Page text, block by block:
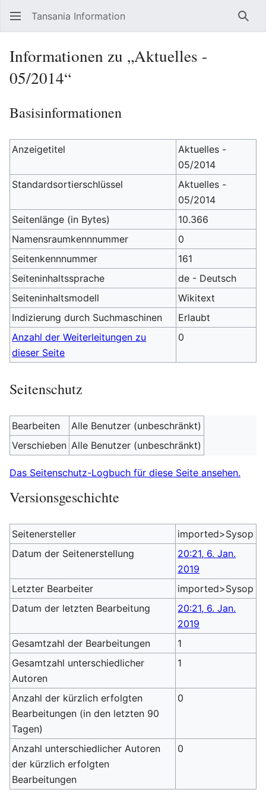
Tansania Information
Informationen zu „Aktuelles -
05/2014“
Basisinformationen
Anzeigetitel
Aktuelles -
05/2014
Standardsortierschlüssel
Aktuelles -
05/2014
Seitenlänge (in Bytes)
10.366
Namensraumkennnummer
0
Seitenkennnummer
161
Seiteninhaltssprache
de - Deutsch
Seiteninhaltsmodell
Wikitext
Indizierung durch Suchmaschinen
Erlaubt
Anzahl der Weiterleitungen zu
dieser Seite
0
Seitenschutz
Bearbeiten
Alle Benutzer (unbeschränkt)
Verschieben Alle Benutzer (unbeschränkt)
Das Seitenschutz-Logbuch für diese Seite ansehen.
Versionsgeschichte
Seitenersteller
imported>Sysop
Datum der Seitenerstellung
20:21, 6. Jan.
2019
Letzter Bearbeiter
imported>Sysop
Datum der letzten Bearbeitung
20:21, 6. Jan.
2019
Gesamtzahl der Bearbeitungen
1
Gesamtzahl unterschiedlicher
Autoren
1
Anzahl der kürzlich erfolgten
Bearbeitungen (in den letzten 90
Tagen)
0
Anzahl unterschiedlicher Autoren
der kürzlich erfolgten
Bearbeitungen
0